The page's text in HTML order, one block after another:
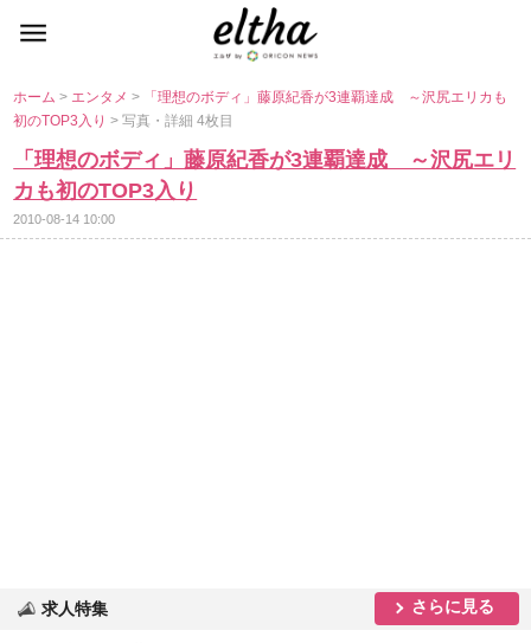
ホーム> エンタメ>
「理想のボディ」藤原紀香が3連覇達成 ～沢尻エリカも
初のTOP3入り> 写真・詳細 4枚目
「理想のボディ」藤原紀香が3連覇達成 ～沢尻エリ
カも初のTOP3入り
2010-08-14 10:00
求人特集 さらに見る